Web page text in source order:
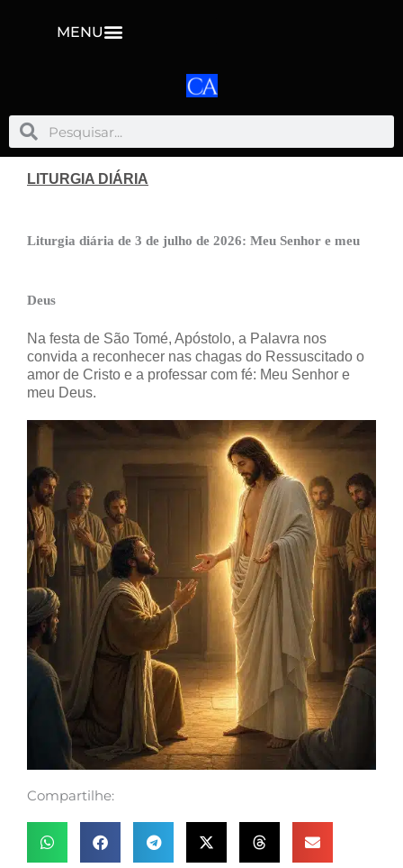
MENU
PesquisarPesquisar
LITURGIA DIÁRIA
Liturgia diária de 3 de julho de 2026: Meu Senhor e meu
Deus
Na festa de São Tomé, Apóstolo, a Palavra nos
convida a reconhecer nas chagas do Ressuscitado o
amor de Cristo e a professar com fé: Meu Senhor e
meu Deus.
Compartilhe: